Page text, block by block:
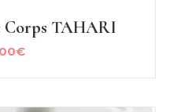
Corps TAHARI
€